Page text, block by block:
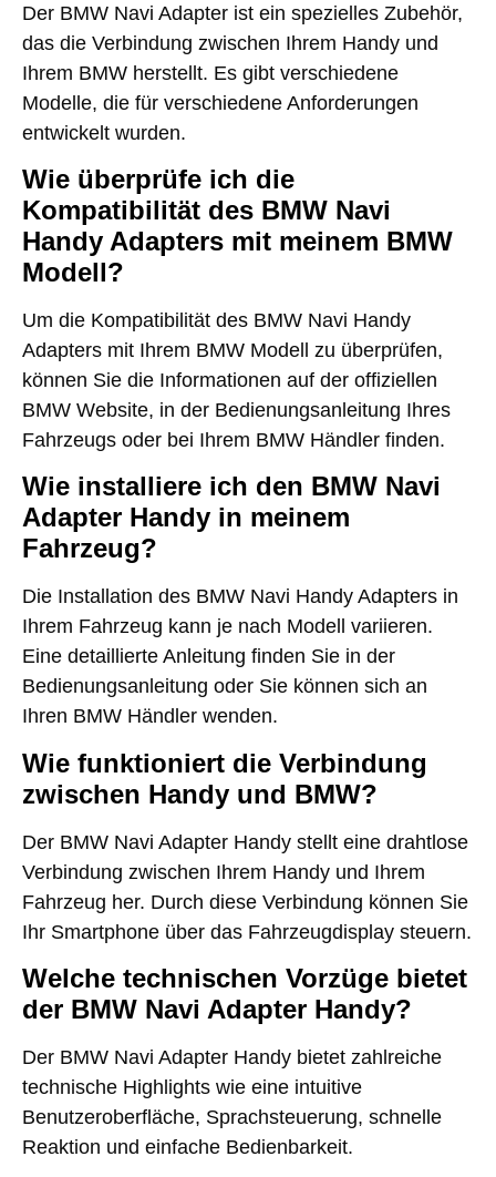
Der BMW Navi Adapter ist ein spezielles Zubehör,
das die Verbindung zwischen Ihrem Handy und
Ihrem BMW herstellt. Es gibt verschiedene
Modelle, die für verschiedene Anforderungen
entwickelt wurden.
Wie überprüfe ich die
Kompatibilität des BMW Navi
Handy Adapters mit meinem BMW
Modell?
Um die Kompatibilität des BMW Navi Handy
Adapters mit Ihrem BMW Modell zu überprüfen,
können Sie die Informationen auf der offiziellen
BMW Website, in der Bedienungsanleitung Ihres
Fahrzeugs oder bei Ihrem BMW Händler finden.
Wie installiere ich den BMW Navi
Adapter Handy in meinem
Fahrzeug?
Die Installation des BMW Navi Handy Adapters in
Ihrem Fahrzeug kann je nach Modell variieren.
Eine detaillierte Anleitung finden Sie in der
Bedienungsanleitung oder Sie können sich an
Ihren BMW Händler wenden.
Wie funktioniert die Verbindung
zwischen Handy und BMW?
Der BMW Navi Adapter Handy stellt eine drahtlose
Verbindung zwischen Ihrem Handy und Ihrem
Fahrzeug her. Durch diese Verbindung können Sie
Ihr Smartphone über das Fahrzeugdisplay steuern.
Welche technischen Vorzüge bietet
der BMW Navi Adapter Handy?
Der BMW Navi Adapter Handy bietet zahlreiche
technische Highlights wie eine intuitive
Benutzeroberfläche, Sprachsteuerung, schnelle
Reaktion und einfache Bedienbarkeit.